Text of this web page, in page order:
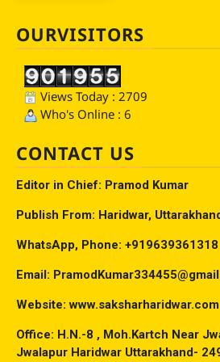
OURVISITORS
Views Today : 2709
Who's Online : 6
CONTACT US
Editor in Chief: Pramod Kumar
Publish From: Haridwar,
WhatsApp, Phone: +919639361318
Email:
Website: www.saksharharidwar.com
Office: H.N.-8 , Moh.Kartch Near
Jwalapur Haridwar Uttarakhand-